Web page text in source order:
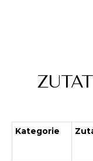
Kategorie